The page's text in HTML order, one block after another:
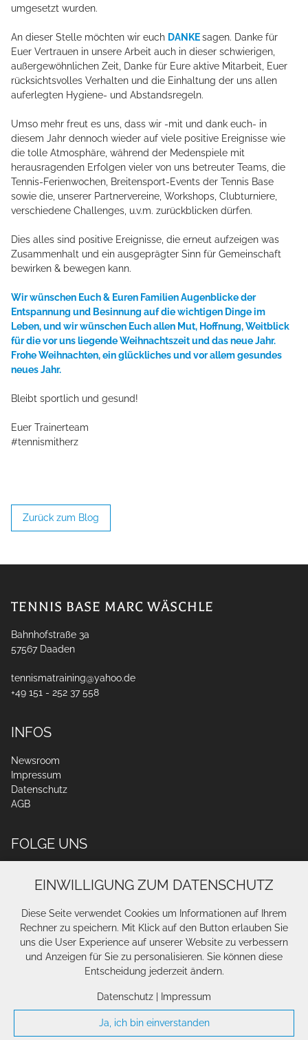
MW STRINGING SERVICE
AKTUELLES
TENNISTRAINING
umgesetzt wurden.
An dieser Stelle möchten wir euch DANKEsagen. Danke für
Euer Vertrauen in unsere Arbeit auch in dieser schwierigen,
außergewöhnlichen Zeit, Danke für Eure aktive Mitarbeit, Euer
rücksichtsvolles Verhalten und die Einhaltung der uns allen
auferlegten Hygiene- und Abstandsregeln.
Umso mehr freut es uns, dass wir -mit und dank euch- in
diesem Jahr dennoch wieder auf viele positive Ereignisse wie
die tolle Atmosphäre, während der Medenspiele mit
herausragenden Erfolgen vieler von uns betreuter Teams, die
Tennis-Ferienwochen, Breitensport-Events der Tennis Base
sowie die, unserer Partnervereine, Workshops, Clubturniere,
verschiedene Challenges, u.v.m. zurückblicken dürfen.
Dies alles sind positive Ereignisse, die erneut aufzeigen was
Zusammenhalt und ein ausgeprägter Sinn für Gemeinschaft
bewirken & bewegen kann.
Wir wünschen Euch & Euren Familien Augenblicke der
Entspannung und Besinnung auf die wichtigen Dinge im
Leben, und wir wünschen Euch allen Mut, Hoffnung, Weitblick
für die vor uns liegende Weihnachtszeit und das neue Jahr.
Frohe Weihnachten, ein glückliches und vor allem gesundes
neues Jahr.
Bleibt sportlich und gesund!
Euer Trainerteam
#tennismitherz
Zurück zum Blog
EINWILLIGUNG ZUM DATENSCHUTZ
Diese Seite verwendet Cookies um Informationen auf Ihrem
Rechner zu speichern. Mit Klick auf den Button erlauben Sie
uns die User Experience auf unserer Website zu verbessern
und Anzeigen für Sie zu personalisieren. Sie können diese
Entscheidung jederzeit ändern.
Datenschutz Impressum
Ja, ich bin einverstanden
TENNIS BASE MARC WÄSCHLE
Bahnhofstraße 3a
57567 Daaden
tennismatraining@yahoo.de
+49 151 - 252 37 558
INFOS
Newsroom
Impressum
Datenschutz
AGB
FOLGE UNS